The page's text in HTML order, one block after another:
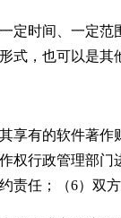
定时间、一定
式，也可以是
享有的软件著
权行政管理部
责任；（6）双